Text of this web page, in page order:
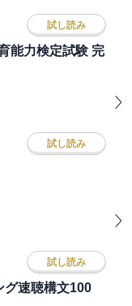
試し読み
能力検定試験 完
試し読み
試し読み
グ速聴構文100